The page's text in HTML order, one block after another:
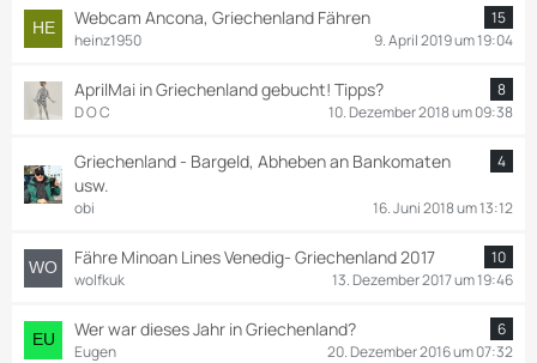
Webcam Ancona, Griechenland Fähren
15
heinz1950
9. April 2019 um 19:04
AprilMai in Griechenland gebucht! Tipps?
8
D O C
10. Dezember 2018 um 09:38
Griechenland - Bargeld, Abheben an Bankomaten
usw.
4
obi 16. Juni 2018 um 13:12
Fähre Minoan Lines Venedig- Griechenland 2017
10
wolfkuk
13. Dezember 2017 um 19:46
Wer war dieses Jahr in Griechenland?
6
Eugen
20. Dezember 2016 um 07:32